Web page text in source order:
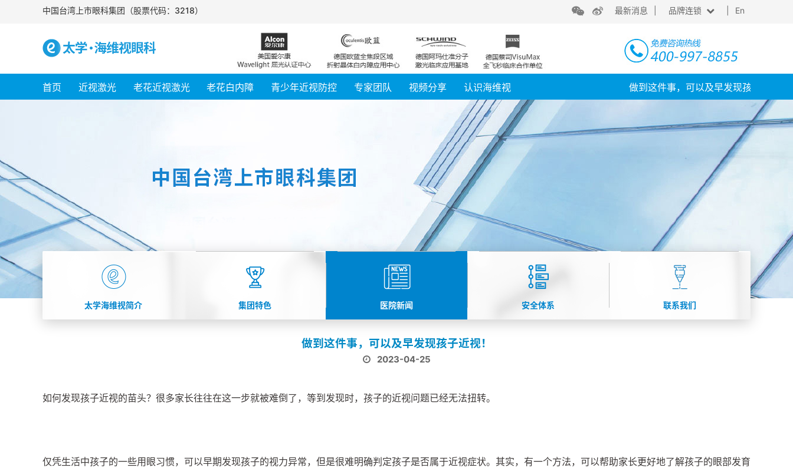
中国台湾上市眼科集团（股票代码：3218） 最新消息 品牌连锁
浙江 江苏
En
首页 近视激光 老花近视激光 老花白内障 青少年近视防控 专家团队 视频分享 认识海维视 做到这件事，可以及早发现孩子近视！
太学海维视简介 集团特色 医院新闻 安全体系 联系我们
做到这件事，可以及早发现孩子近视！
2023-04-25
如何发现孩子近视的苗头？很多家长往往在这一步就被难倒了，等到发现时，孩子的近视问题已经无法扭转。
仅凭生活中孩子的一些用眼习惯，可以早期发现孩子的视力异常，但是很难明确判定孩子是否属于近视症状。其实，有一个方法，可以帮助家长更好地了解孩子的眼部发育